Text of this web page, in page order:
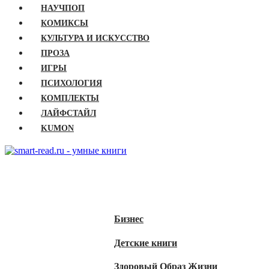
НАУЧПОП
КОМИКСЫ
КУЛЬТУРА И ИСКУССТВО
ПРОЗА
ИГРЫ
ПСИХОЛОГИЯ
КОМПЛЕКТЫ
ЛАЙФСТАЙЛ
KUMON
Бизнес
Детские книги
Здоровый Образ Жизни